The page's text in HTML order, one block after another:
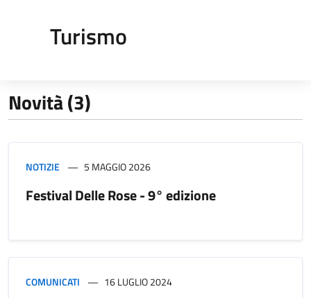
Turismo
Novità (3)
NOTIZIE 5 MAGGIO 2026
Festival Delle Rose - 9° edizione
COMUNICATI 16 LUGLIO 2024